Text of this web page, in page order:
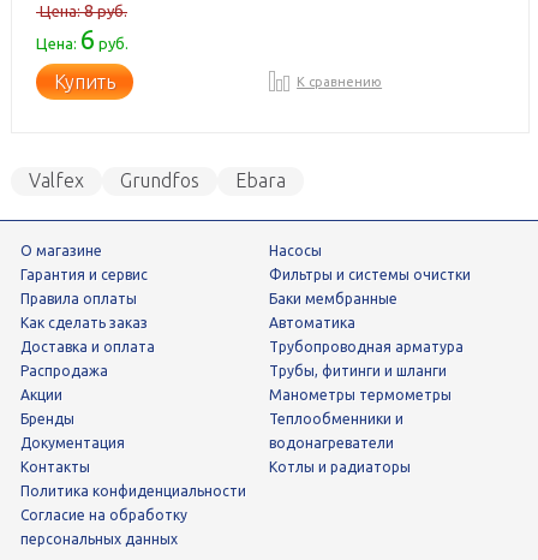
Цена:8руб.
Цена: 6 руб.
Купить К сравнению
Valfex Grundfos Ebara
О магазине
Гарантия и сервис
Правила оплаты
Как сделать заказ
Доставка и оплата
Распродажа
Акции
Бренды
Документация
Контакты
Насосы
фильтры и системы очистки
Баки мембранные
Автоматика
трубопроводная арматура
трубы, фитинги и шланги
манометры термометры
теплообменники и
водонагреватели
Котлы и радиаторы
Политика конфиденциальности
Согласие на обработку
персональных данных